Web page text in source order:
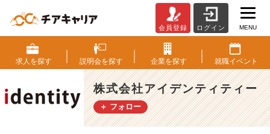
定
者
な
ら
内
定
会員登録 ログイン MENU
求人を探す 説明会を探す 企業を探す 就職イベント
株式会社アイデンティティー
＋ フォロー